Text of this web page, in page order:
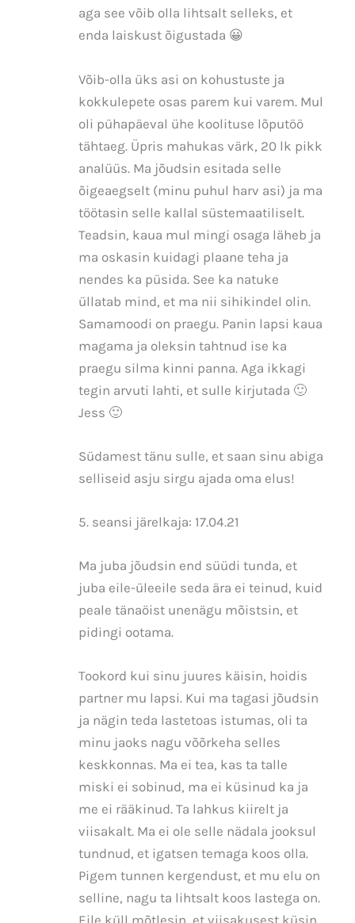
aga see võib olla lihtsalt selleks, et
enda laiskust õigustada 😀
Võib-olla üks asi on kohustuste ja
kokkulepete osas parem kui varem. Mul
oli pühapäeval ühe koolituse lõputöö
tähtaeg. Üpris mahukas värk, 20 lk pikk
analüüs. Ma jõudsin esitada selle
õigeaegselt (minu puhul harv asi) ja ma
töötasin selle kallal süstemaatiliselt.
Teadsin, kaua mul mingi osaga läheb ja
ma oskasin kuidagi plaane teha ja
nendes ka püsida. See ka natuke
üllatab mind, et ma nii sihikindel olin.
Samamoodi on praegu. Panin lapsi kaua
magama ja oleksin tahtnud ise ka
praegu silma kinni panna. Aga ikkagi
tegin arvuti lahti, et sulle kirjutada 🙂
Jess 🙂
Südamest tänu sulle, et saan sinu abiga
selliseid asju sirgu ajada oma elus!
5. seansi järelkaja: 17.04.21
Ma juba jõudsin end süüdi tunda, et
juba eile-üleeile seda ära ei teinud, kuid
peale tänaöist unenägu mõistsin, et
pidingi ootama.
Tookord kui sinu juures käisin, hoidis
partner mu lapsi. Kui ma tagasi jõudsin
ja nägin teda lastetoas istumas, oli ta
minu jaoks nagu võõrkeha selles
keskkonnas. Ma ei tea, kas ta talle
miski ei sobinud, ma ei küsinud ka ja
me ei rääkinud. Ta lahkus kiirelt ja
viisakalt. Ma ei ole selle nädala jooksul
tundnud, et igatsen temaga koos olla.
Pigem tunnen kergendust, et mu elu on
selline, nagu ta lihtsalt koos lastega on.